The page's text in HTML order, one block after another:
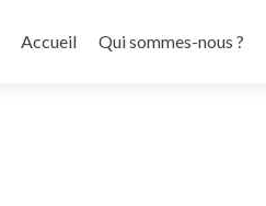
au
Accueil Qui sommes-nous ?